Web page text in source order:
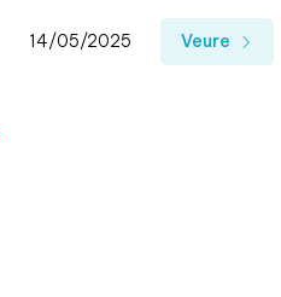
14/05/2025 Veure